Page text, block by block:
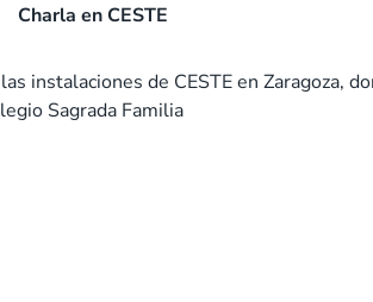
Charla en CESTE
instalaciones de CESTE en Zaragoza,
Sagrada Familia